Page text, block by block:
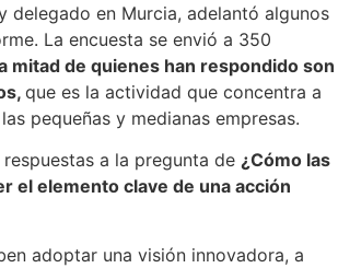
delegado en Murcia, adelantó algunos
La encuesta se envió a 350
mitad de quienes han respondido son
que es la actividad que concentra a
pequeñas y medianas empresas.
a la pregunta de ¿Cómo las
el elemento clave de una acción
adoptar una visión innovadora, a